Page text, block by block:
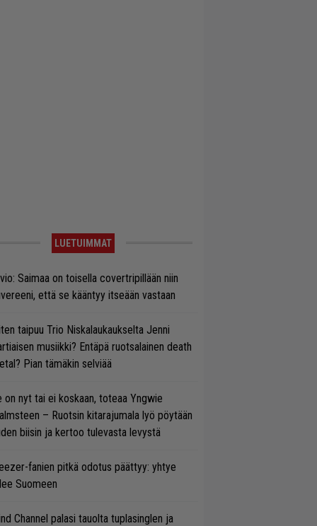
LUETUIMMAT
Saimaa on toisella covertripillään niin
että se kääntyy itseään vastaan
taipuu Trio Niskalaukaukselta Jenni
musiikki? Entäpä ruotsalainen death
Pian tämäkin selviää
on nyt tai ei koskaan, toteaa Yngwie
– Ruotsin kitarajumala lyö pöytään
biisin ja kertoo tulevasta levystä
fanien pitkä odotus päättyy: yhtye
Suomeen
Channel palasi tauolta tuplasinglen ja